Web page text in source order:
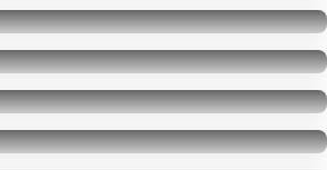
225/45R18
48000
за 4 шт.
225/45R18
17500
за 4 шт.
225/45R18
4000
за 1 шт.
225/45R18